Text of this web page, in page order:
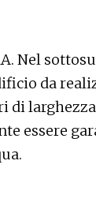
Nel
da
di
essere